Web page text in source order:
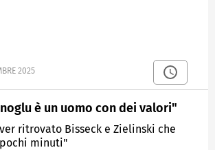
2025
è un uomo con dei valori"
ritrovato Bisseck e Zielinski che
minuti"